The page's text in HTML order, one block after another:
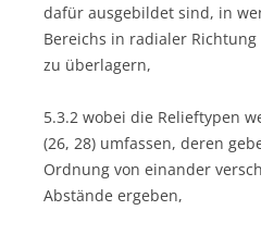
dafür ausgebildet sind, in
Bereichs in radialer
zu überlagern,
5.3.2 wobei die Relieftypen
(26, 28) umfassen, deren
Ordnung von einander
Abstände ergeben,